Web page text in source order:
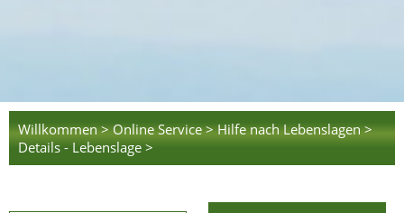
Willkommen > Online Service > Hilfe nach Lebenslagen >
Details - Lebenslage >